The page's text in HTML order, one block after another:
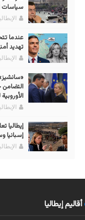
سياسات
عندما
تهديد
التضامن
إيطاليا
إسبانيا
أقاليم إيطاليا